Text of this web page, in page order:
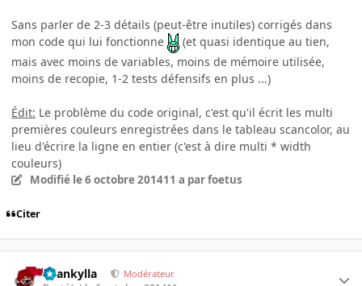
Sans parler de 2-3 détails (peut-être inutiles) corrigés dans
mon code qui lui fonctionne
(et quasi identique au tien,
mais avec moins de variables, moins de mémoire utilisée,
moins de recopie, 1-2 tests défensifs en plus ...)
Édit: Le problème du code original, c'est qu'il écrit les multi
premières couleurs enregistrées dans le tableau scancolor, au
lieu d'écrire la ligne en entier (c'est à dire multi * width
couleurs)
Modifié le 6 octobre 201411 a par foetus
Citer
beankylla Modérateur